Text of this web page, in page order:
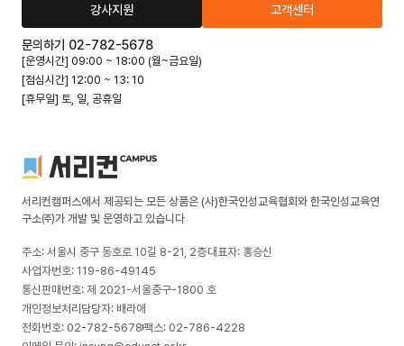
강사지원 고객센터
문의하기 02-782-5678
[운영시간] 09:00 ~ 18:00 (월~금요일)
[점심시간] 12:00 ~ 13: 10
[휴무일] 토, 일, 공휴일
서리컨캠퍼스에서 제공되는 모든 상품은 (사)한국인성교육협회와 한국인성교육연
구소㈜가 개발 및 운영하고 있습니다
주소: 서울시 중구 동호로 10길 8-21, 2층대표자: 홍승신
사업자번호: 119-86-49145
통신판매번호: 제 2021-서울중구-1800 호
개인정보처리담당자: 배라애
전화번호: 02-782-5678팩스: 02-786-4228